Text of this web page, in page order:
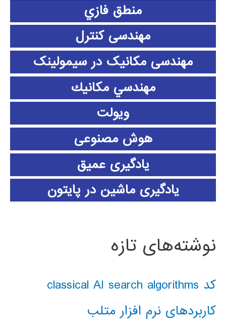
منطق فازي
مهندسی کنترل
مهندسی مکانیک در سیمولینک
مهندسي مكانيك
ویولت
هوش مصنوعی
یادگیری عمیق
یادگیری ماشین در پایتون
نوشته‌های تازه
کد classical AI search algorithms
کاربردهای نرم افزار متلب